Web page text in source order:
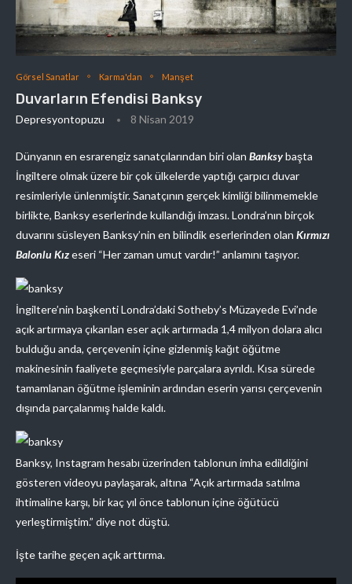
Görsel Sanatlar Karma'dan Manşet
Duvarların Efendisi Banksy
Depresyontopuzu 8 Nisan 2019
Dünyanın en esrarengiz sanatçılarından biri olan Banksybaşta
İngiltere olmak üzere bir çok ülkelerde yaptığı çarpıcı duvar
resimleriyle ünlenmiştir. Sanatçının gerçek kimliği bilinmemekle
birlikte, Banksy eserlerinde kullandığı imzası. Londra’nın birçok
duvarını süsleyen Banksy’nin en bilindik eserlerinden olan Kırmızı
Balonlu Kızeseri “Her zaman umut vardır!” anlamını taşıyor.
İngiltere’nin başkenti Londra’daki Sotheby’s Müzayede Evi’nde
açık artırmaya çıkarılan eser açık artırmada 1,4 milyon dolara alıcı
bulduğu anda, çerçevenin içine gizlenmiş kağıt öğütme
makinesinin faaliyete geçmesiyle parçalara ayrıldı. Kısa sürede
tamamlanan öğütme işleminin ardından eserin yarısı çerçevenin
dışında parçalanmış halde kaldı.
Banksy, Instagram hesabı üzerinden tablonun imha edildiğini
gösteren videoyu paylaşarak, altına “Açık artırmada satılma
ihtimaline karşı, bir kaç yıl önce tablonun içine öğütücü
yerleştirmiştim.” diye not düştü.
İşte tarihe geçen açık arttırma.